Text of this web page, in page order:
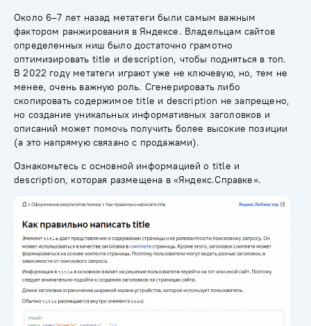
Около 6–7 лет назад метатеги были самым важным
фактором ранжирования в Яндексе. Владельцам сайтов
определенных ниш было достаточно грамотно
оптимизировать title иdescription, чтобы подняться в топ.
В 2022 году метатеги играют уже не ключевую, но, тем не
менее, очень важную роль. Сгенерировать либо
скопировать содержимое title и description не запрещено,
но создание уникальных информативных заголовков и
описаний может помочь получить более высокие позиции
(а это напрямую связано с продажами).
Ознакомьтесь с основной информацией о title и
description, которая размещена в «Яндекс.Справке».